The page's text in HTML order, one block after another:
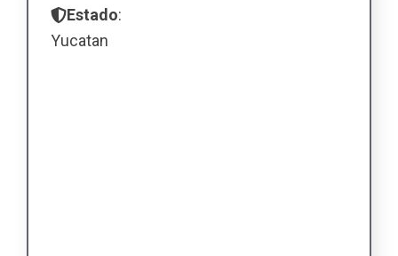
Estado:
Yucatan